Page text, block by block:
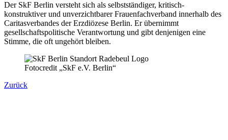
Der SkF Berlin versteht sich als selbstständiger, kritisch-
konstruktiver und unverzichtbarer Frauenfachverband innerhalb des
Caritasverbandes der Erzdiözese Berlin. Er übernimmt
gesellschaftspolitische Verantwortung und gibt denjenigen eine
Stimme, die oft ungehört bleiben.
Fotocredit „SkF e.V. Berlin“
Zurück